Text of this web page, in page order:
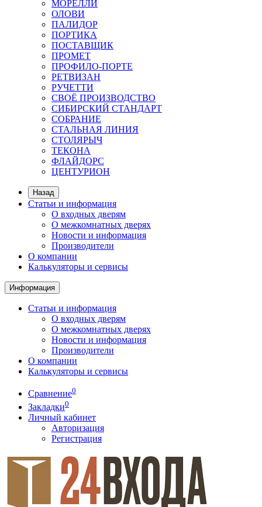
МОРЕЛЛИ
ОЛОВИ
ПАЛИДОР
ПОРТИКА
ПОСТАВЩИК
ПРОМЕТ
ПРОФИЛО-ПОРТЕ
РЕТВИЗАН
РУЧЕТТИ
СВОЁ ПРОИЗВОДСТВО
СИБИРСКИЙ СТАНДАРТ
СОБРАНИЕ
СТАЛЬНАЯ ЛИНИЯ
СТОЛЯРЫЧ
ТЕКОНА
ФЛАЙДОРС
ЦЕНТУРИОН
Назад
Статьи и информация
О входных дверям
О межкомнатных дверях
Новости и информация
Производители
О компании
Калькуляторы и сервисы
Информация
Статьи и информация
О входных дверям
О межкомнатных дверях
Новости и информация
Производители
О компании
Калькуляторы и сервисы
Сравнение0
Закладки0
Личный кабинет
Авторизация
Регистрация